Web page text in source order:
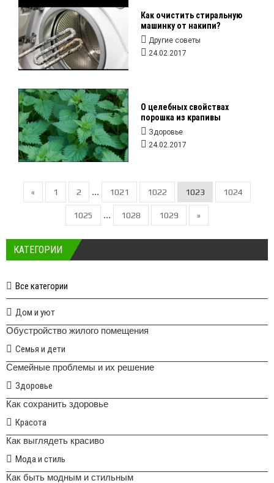
Как очистить стиральную
машинку от накипи?
Другие советы
24.02.2017
О целебных свойствах
порошка из крапивы
Здоровье
24.02.2017
« 1 2 ... 1021 1022 1023 1024
1025 ... 1028 1029 »
КАТЕГОРИИ
Все категории
Дом и уют
Обустройство жилого помещения
Семья и дети
Семейные проблемы и их решение
Здоровье
Как сохранить здоровье
Красота
Как выглядеть красиво
Мода и стиль
Как быть модным и стильным